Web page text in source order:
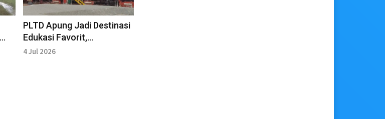
PLTD Apung Jadi Destinasi
Edukasi Favorit,
Pengunjung Belajar
4 Jul 2026